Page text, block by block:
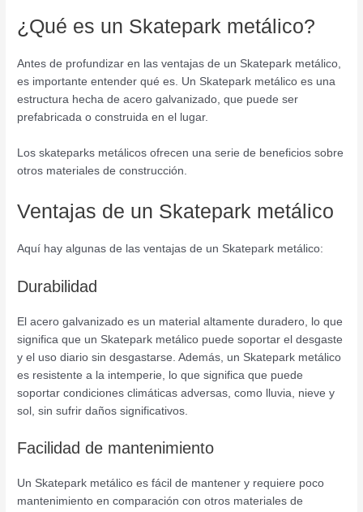
¿Qué es un Skatepark metálico?
Antes de profundizar en las ventajas de un Skatepark metálico,
es importante entender qué es. Un Skatepark metálico es una
estructura hecha de acero galvanizado, que puede ser
prefabricada o construida en el lugar.
Los skateparks metálicos ofrecen una serie de beneficios sobre
otros materiales de construcción.
Ventajas de un Skatepark metálico
Aquí hay algunas de las ventajas de un Skatepark metálico:
Durabilidad
El acero galvanizado es un material altamente duradero, lo que
significa que un Skatepark metálico puede soportar el desgaste
y el uso diario sin desgastarse. Además, un Skatepark metálico
es resistente a la intemperie, lo que significa que puede
soportar condiciones climáticas adversas, como lluvia, nieve y
sol, sin sufrir daños significativos.
Facilidad de mantenimiento
Un Skatepark metálico es fácil de mantener y requiere poco
mantenimiento en comparación con otros materiales de